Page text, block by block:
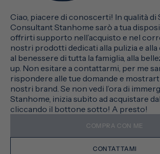
Ciao, piacere di conoscerti! In qualità di
Consultant Stanhome sarò a tua
offrirti supporto nell’acquisto e nel
nostri prodotti dedicati alla pulizia e alla
al benessere di tutta la famiglia, alla
up. Non esitare a contattarmi, per me
rispondere alle tue domande e
nostri brand. Se non vedi l’ora di
Stanhome, inizia subito ad acquistare
cliccando il bottone sotto! A presto!
COMPRA CON ME
CONTATTAMI